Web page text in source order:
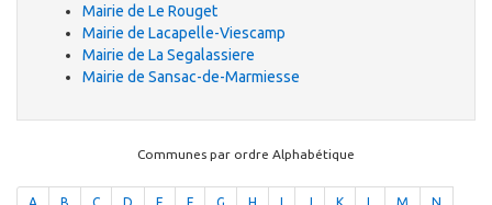
Mairie de Le Rouget
Mairie de Lacapelle-Viescamp
Mairie de La Segalassiere
Mairie de Sansac-de-Marmiesse
Communes par ordre Alphabétique